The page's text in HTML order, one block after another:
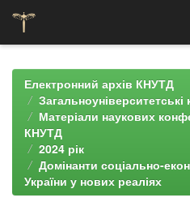
navigationЕлектронний архів КНУТД
Загальноуніверситетські
Матеріали наукових
КНУТД
2024 рік
Домінанти соціально-
України у нових реаліях